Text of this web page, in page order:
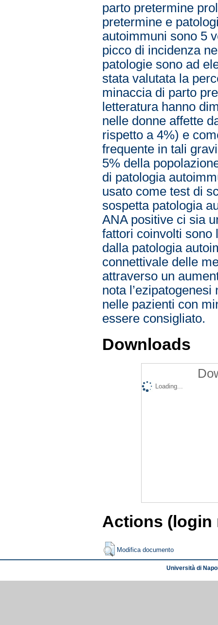
parto pretermine
pretermine e
autoimmuni sono 5
picco di incidenza
patologie sono ad
stata valutata la
minaccia di parto
letteratura hanno
nelle donne affette
rispetto a 4%) e
frequente in tali
5% della
di patologia
usato come test di
sospetta patologia
ANA positive ci sia
fattori coinvolti sono
dalla patologia
connettivale delle
attraverso un
nota
nelle pazienti con
essere consigliato.
Downloads
Loading...
Actions (login
Modifica documento
Università di